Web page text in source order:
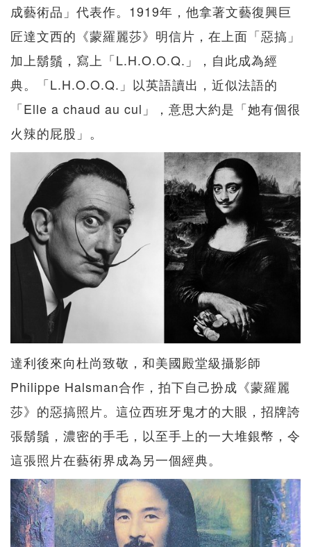
成藝術品」代表作。1919年，他拿著文藝復興巨
匠達文西的《蒙羅麗莎》明信片，在上面「惡搞」
加上鬍鬚，寫上「L.H.O.O.Q.」，自此成為經
典。「L.H.O.O.Q.」以英語讀出，近似法語的
「Elle a chaud au cul」，意思大約是「她有個很
火辣的屁股」。
達利後來向杜尚致敬，和美國殿堂級攝影師
Philippe Halsman合作，拍下自己扮成《蒙羅麗
莎》的惡搞照片。這位西班牙鬼才的大眼，招牌誇
張鬍鬚，濃密的手毛，以至手上的一大堆銀幣，令
這張照片在藝術界成為另一個經典。